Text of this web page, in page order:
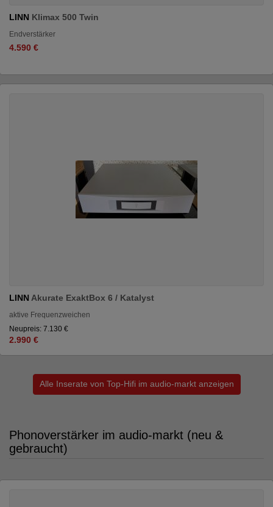
LINN Klimax 500 Twin
Endverstärker
4.590 €
LINN Akurate ExaktBox 6 / Katalyst
aktive Frequenzweichen
Neupreis: 7.130 €
2.990 €
Alle Inserate von Top-Hifi im audio-markt anzeigen
Phonoverstärker im audio-markt (neu &
gebraucht)